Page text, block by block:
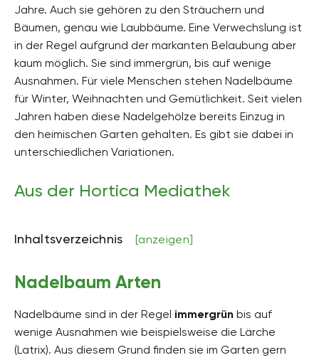
Jahre. Auch sie gehören zu den Sträuchern und
Bäumen, genau wie Laubbäume. Eine Verwechslung ist
in der Regel aufgrund der markanten Belaubung aber
kaum möglich. Sie sind immergrün, bis auf wenige
Ausnahmen. Für viele Menschen stehen Nadelbäume
für Winter, Weihnachten und Gemütlichkeit. Seit vielen
Jahren haben diese Nadelgehölze bereits Einzug in
den heimischen Garten gehalten. Es gibt sie dabei in
unterschiedlichen Variationen.
Aus der Hortica Mediathek
Inhaltsverzeichnis [anzeigen]
Nadelbaum Arten
Nadelbäume sind in der Regel immergrün bis auf
wenige Ausnahmen wie beispielsweise die Lärche
(Latrix). Aus diesem Grund finden sie im Garten gern